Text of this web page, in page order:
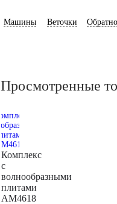
Машины Веточки
Просмотренные
Комплекс
с
волнообразными
плитами
AM4618